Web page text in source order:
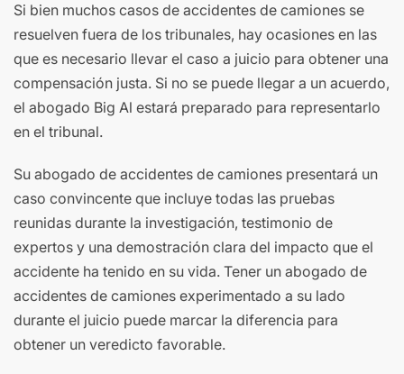
Si bien muchos casos de accidentes de camiones se
resuelven fuera de los tribunales, hay ocasiones en las
que es necesario llevar el caso a juicio para obtener una
compensación justa. Si no se puede llegar a un acuerdo,
el abogado Big Al estará preparado para representarlo
en el tribunal.
Su abogado de accidentes de camiones presentará un
caso convincente que incluye todas las pruebas
reunidas durante la investigación, testimonio de
expertos y una demostración clara del impacto que el
accidente ha tenido en su vida. Tener un abogado de
accidentes de camiones experimentado a su lado
durante el juicio puede marcar la diferencia para
obtener un veredicto favorable.